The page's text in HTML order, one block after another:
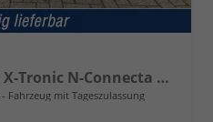
1.3 DIG-T MHEV 158 PS X-Tronic N-Connecta Teil-Leder PanoGlasdach Klimaautomatik Sitzheizung Lenkradheizung Navi ACC PDC v+h 360°Kamera DAB Bluetooth Touchscreen Apple CarPlay Android Auto 18"LM
Fahrzeug mit Tageszulassung